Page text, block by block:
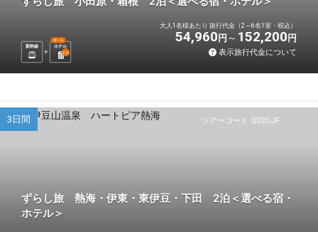
新幹線 ホテル
選べる
2泊
大人1名様あたり 旅行代金（2～6名1室・税込）
54,960 円 152,200 円
表示旅行代金について
ツアーコード Q02OJF
3日間
ずらし旅 熱海・伊東・東伊豆・下田 2泊＜選べる宿・
ホテル＞